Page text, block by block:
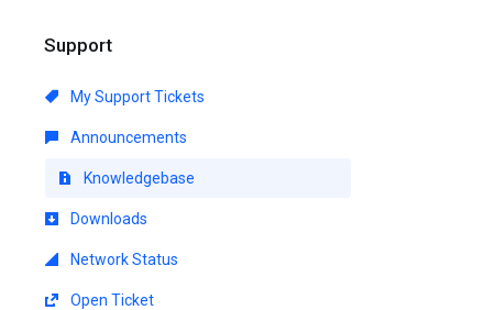
Support
My Support Tickets
Announcements
Knowledgebase
Downloads
Network Status
Open Ticket